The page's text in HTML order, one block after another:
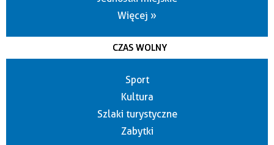
Więcej »
CZAS WOLNY
Sport
Kultura
Szlaki turystyczne
Zabytki